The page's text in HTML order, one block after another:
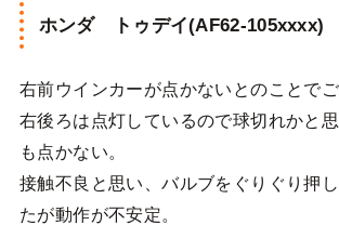
ホンダ トゥデイ(AF62-105xxxx)
右前ウインカーが点かないとのことでご
右後ろは点灯しているので球切れかと
も点かない。
接触不良と思い、バルブをぐりぐり押
たが動作が不安定。